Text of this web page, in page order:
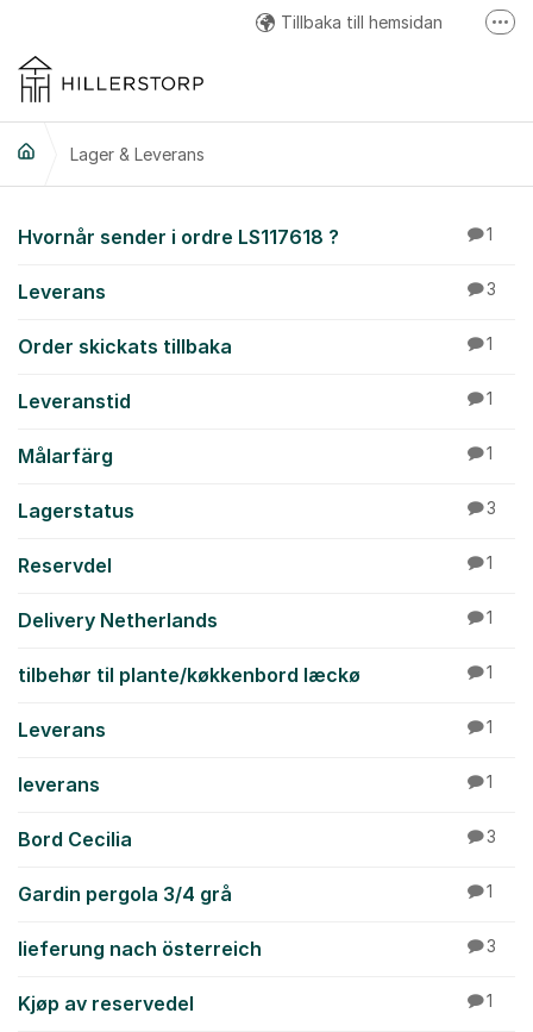
Tillbaka till hemsidan
Lager & Leverans
Lager & Leverans
Hvornår sender i ordre LS117618 ? 1
Leverans 3
Order skickats tillbaka 1
Leveranstid 1
Målarfärg 1
Lagerstatus 3
Reservdel 1
Delivery Netherlands 1
tilbehør til plante/køkkenbord læckø 1
Leverans 1
leverans 1
Bord Cecilia 3
Gardin pergola 3/4 grå 1
lieferung nach österreich 3
Kjøp av reservedel 1